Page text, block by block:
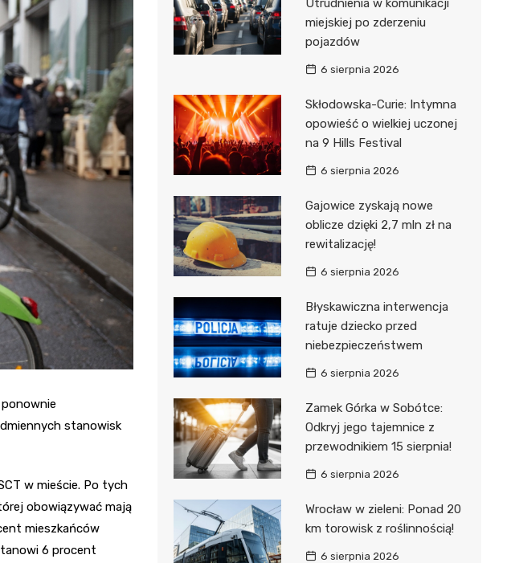
stanowisk
w mieście. Po tych
obowiązywać mają
mieszkańców
6 procent
Utrudnienia w komunikacji
miejskiej po zderzeniu
pojazdów
6 sierpnia 2026
Skłodowska-Curie: Intymna
opowieść o wielkiej uczonej
na 9 Hills Festival
6 sierpnia 2026
Gajowice zyskają nowe
oblicze dzięki 2,7 mln zł na
rewitalizację!
6 sierpnia 2026
Błyskawiczna interwencja
ratuje dziecko przed
niebezpieczeństwem
6 sierpnia 2026
Zamek Górka w Sobótce:
Odkryj jego tajemnice z
przewodnikiem 15 sierpnia!
6 sierpnia 2026
Wrocław w zieleni: Ponad 20
km torowisk z roślinnością!
6 sierpnia 2026